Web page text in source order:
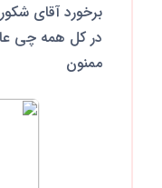
برخورد آقای
در کل همه چی
ممنون